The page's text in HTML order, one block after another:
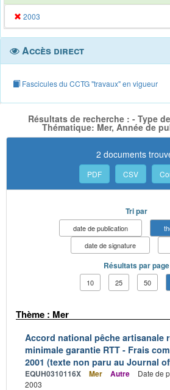
2003
Accès direct
Fascicules du CCTG "travaux" en vigueur
Résultats de recherche : - Type
Thématique: Mer, Année de
2 documents
PDF CSV
Tri par
date de publication
date de signature
Résultats par page
10 25 50
Thème : Mer
Accord national pêche artisanale
minimale garantie RTT - Frais
2001 (texte non paru au Journal
EQUH0310116X Mer Autre
Date de
2003